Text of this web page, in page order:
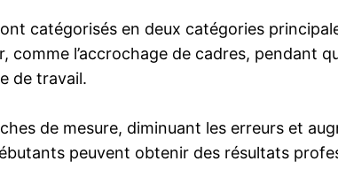
catégorisés en deux catégories
comme l’accrochage de cadres, pendant
de travail.
de mesure, diminuant les erreurs et
peuvent obtenir des résultats